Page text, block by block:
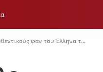
φαν του Έλληνα τραγουδιστή